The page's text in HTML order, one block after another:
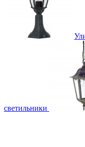
светильники